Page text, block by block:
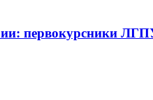
первокурсники